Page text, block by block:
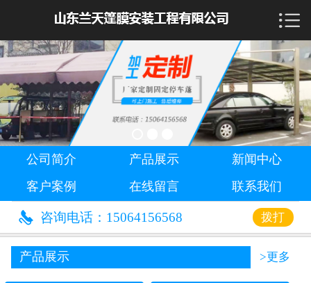
 首页
公司简介
产品展示
新闻中心
客户案例
在线留言

公司简介 产品展示
新闻中心
客户案例
在线留言 联系我们
 咨询电话：15064156568 拨打
产品展示 >更多